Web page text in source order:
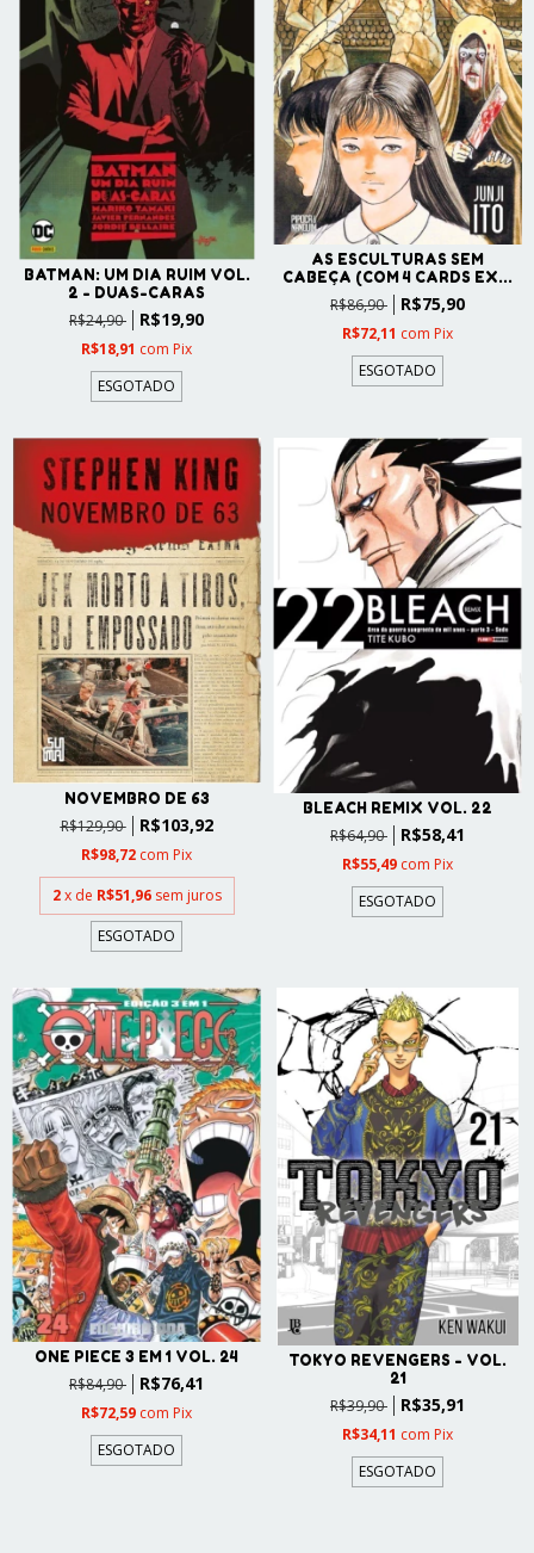
BATMAN: UM DIA RUIM VOL.
2 - DUAS-CARAS
R$24,90 R$19,90
R$18,91 com Pix
ESGOTADO
AS ESCULTURAS SEM
CABEÇA (COM 4 CARDS EX...
R$86,90 R$75,90
R$72,11 com Pix
ESGOTADO
NOVEMBRO DE 63
R$129,90 R$103,92
R$98,72 com Pix
2 x de R$51,96 sem juros
ESGOTADO
BLEACH REMIX VOL. 22
R$64,90 R$58,41
R$55,49 com Pix
ESGOTADO
ONE PIECE 3 EM 1 VOL. 24
R$84,90 R$76,41
R$72,59 com Pix
ESGOTADO
TOKYO REVENGERS - VOL.
21
R$39,90 R$35,91
R$34,11 com Pix
ESGOTADO